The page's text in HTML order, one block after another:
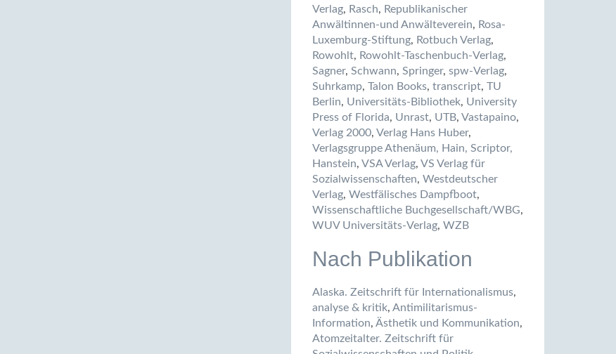
Verlag, Rasch, Republikanischer
Anwältinnen-und Anwälteverein, Rosa-
Luxemburg-Stiftung, Rotbuch Verlag,
Rowohlt, Rowohlt-Taschenbuch-Verlag,
Sagner, Schwann, Springer, spw-Verlag,
Suhrkamp, Talon Books, transcript, TU
Berlin, Universitäts-Bibliothek, University
Press of Florida, Unrast, UTB, Vastapaino,
Verlag 2000, Verlag Hans Huber,
Verlagsgruppe Athenäum, Hain, Scriptor,
Hanstein, VSA Verlag, VS Verlag für
Sozialwissenschaften, Westdeutscher
Verlag, Westfälisches Dampfboot,
Wissenschaftliche Buchgesellschaft/WBG,
WUV Universitäts-Verlag, WZB
Nach Publikation
Alaska. Zeitschrift für Internationalismus,
analyse & kritik, Antimilitarismus-
Information, Ästhetik und Kommunikation,
Atomzeitalter. Zeitschrift für